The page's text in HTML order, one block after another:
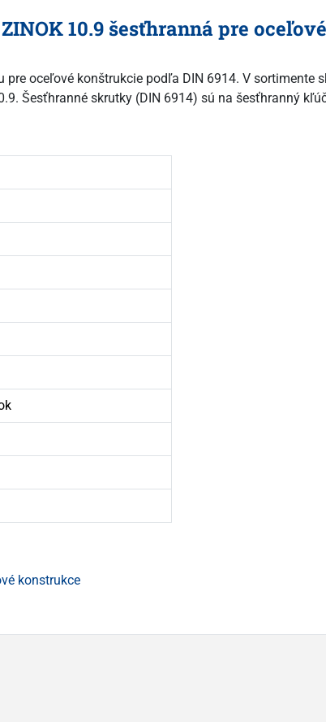
10.9 šesťhranná pre
oceľové konštrukcie podľa DIN 6914. V sortimente
Šesťhranné skrutky (DIN 6914) sú na šesťhranný
konstrukce